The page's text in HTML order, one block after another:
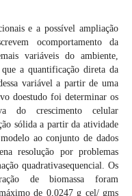
e a possível ampliação
ocomportamento da
variáveis do ambiente,
a quantificação direta da
variável a partir de uma
doestudo foi determinar os
do crescimento celular
sólida a partir da atividade
ao conjunto de dados
resolução por problemas
quadrativasequencial. Os
de biomassa foram
de 0,0247 g cel/ gms